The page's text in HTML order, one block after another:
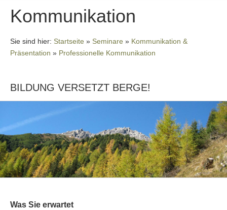
Kommunikation
Sie sind hier: Startseite » Seminare » Kommunikation &
Präsentation » Professionelle Kommunikation
BILDUNG VERSETZT BERGE!
Was Sie erwartet